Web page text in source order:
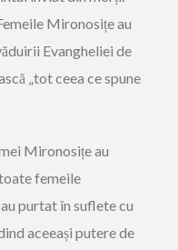
Mironosițe au
Evangheliei de
„tot ceea ce spune
Mironosițe au
femeile
purtat în suflete cu
aceeași putere de